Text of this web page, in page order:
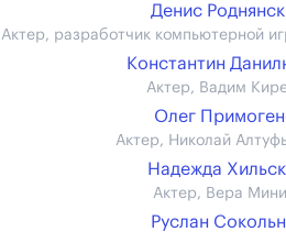
Денис
Актер, разработчик компьютерной
Константин
Актер, Вадим
Олег
Актер, Николай
Надежда
Актер, Вера
Руслан